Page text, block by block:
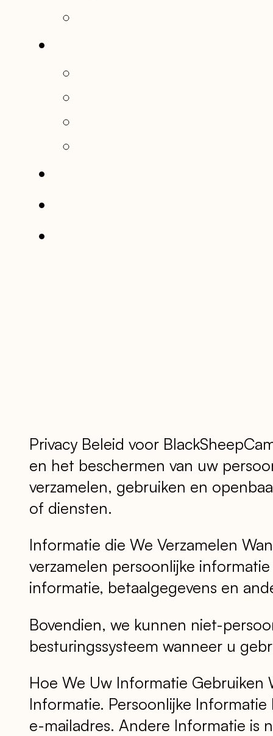
Privacy Beleid voor
en het beschermen van uw
verzamelen, gebruiken en
of diensten.
Informatie die We Verzamelen
verzamelen persoonlijke
informatie, betaalgegevens en
Bovendien, we kunnen niet-
besturingssysteem wanneer u
Hoe We Uw Informatie
Informatie. Persoonlijke
e-mailadres. Andere Informatie is